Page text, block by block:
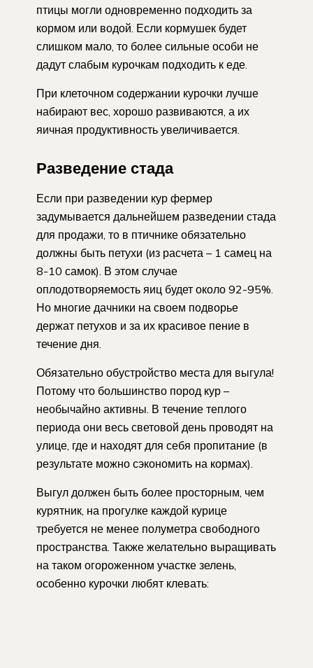
птицы могли одновременно подходить за
кормом или водой. Если кормушек будет
слишком мало, то более сильные особи не
дадут слабым курочкам подходить к еде.
При клеточном содержании курочки лучше
набирают вес, хорошо развиваются, а их
яичная продуктивность увеличивается.
Разведение стада
Если при разведении кур фермер
задумывается дальнейшем разведении стада
для продажи, то в птичнике обязательно
должны быть петухи (из расчета – 1 самец на
8-10 самок). В этом случае
оплодотворяемость яиц будет около 92-95%.
Но многие дачники на своем подворье
держат петухов и за их красивое пение в
течение дня.
Обязательно обустройство места для выгула!
Потому что большинство пород кур –
необычайно активны. В течение теплого
периода они весь световой день проводят на
улице, где и находят для себя пропитание (в
результате можно сэкономить на кормах).
Выгул должен быть более просторным, чем
курятник, на прогулке каждой курице
требуется не менее полуметра свободного
пространства. Также желательно выращивать
на таком огороженном участке зелень,
особенно курочки любят клевать: